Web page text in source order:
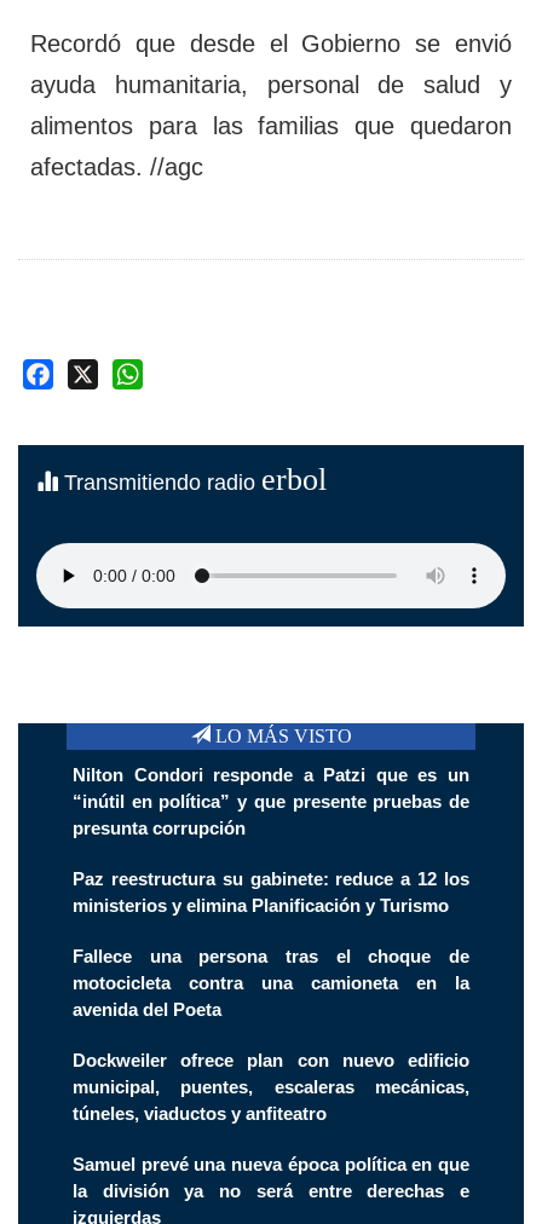
Recordó que desde el Gobierno se envió
ayuda humanitaria, personal de salud y
alimentos para las familias que quedaron
afectadas. //agc
Facebook
Transmitiendo radio erbol
LO MÁS VISTO
Nilton Condori responde a Patzi que es un
“inútil en política” y que presente pruebas de
presunta corrupción
Paz reestructura su gabinete: reduce a 12 los
ministerios y elimina Planificación y Turismo
Fallece una persona tras el choque de
motocicleta contra una camioneta en la
avenida del Poeta
Dockweiler ofrece plan con nuevo edificio
municipal, puentes, escaleras mecánicas,
túneles, viaductos y anfiteatro
Samuel prevé una nueva época política en que
la división ya no será entre derechas e
izquierdas